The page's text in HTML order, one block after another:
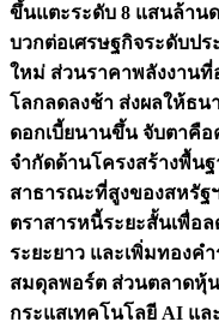
ขึ้นแตะระดับ 8 แสนล้าน
บวกต่อเศรษฐกิจระดับป
ใหม่ ส่วนราคาพลังงานที่
โลกลดลงช้า ส่งผลให้ธ
ดอกเบี้ยนานขึ้น จับตาคือ
จำกัดด้านโครงสร้างพื้น
สาธารณะที่สูงของสหรัฐ
ตราสารหนี้ระยะสั้นเพื่อ
ระยะยาว และเพิ่มทอง
สมดุลพอร์ต ส่วนตลาดหุ้
กระแสเทคโนโลยี AI แล